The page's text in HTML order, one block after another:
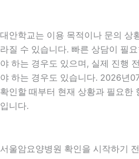
대안학교는 이용 목적이나 문의 상
라질 수 있습니다. 빠른 상담이 필
야 하는 경우도 있으며, 실제 진행
야 하는 경우도 있습니다. 2026년
확인할 때부터 현재 상황과 필요한
입니다.
서울암요양병원 확인을 시작하기